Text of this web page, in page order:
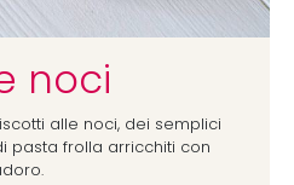
noci
alle noci, dei semplici
pasta frolla arricchiti con